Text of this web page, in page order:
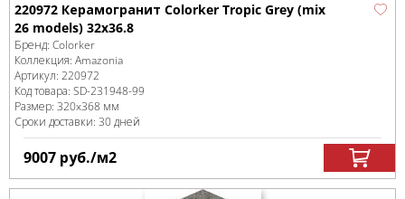
220972 Керамогранит Colorker Tropic Grey (mix
26 models) 32x36.8
Бренд: Colorker
Коллекция: Amazonia
Артикул: 220972
Код товара: SD-231948-99
Размер: 320x368 мм
Сроки доставки: 30 дней
9007 руб./м2